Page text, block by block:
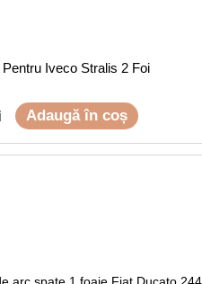
Iveco Stralis 2 Foi
Adaugă în coș